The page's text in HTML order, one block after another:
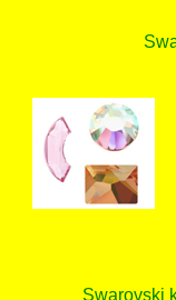
Swarovski